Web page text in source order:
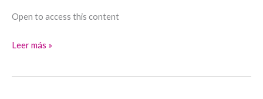
Open to access this content
Leer más »